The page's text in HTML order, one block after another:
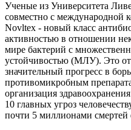
Ученые из Университета
совместно с международной
Novltex - новый класс
активностью в отношении
мире бактерий с
устойчивостью (МЛУ). Это
значительный прогресс в
противомикробным
организация
10 главных угроз
почти 5 миллионами смертей